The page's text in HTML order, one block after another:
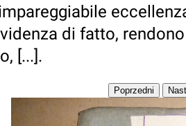
di fatto,
[...].